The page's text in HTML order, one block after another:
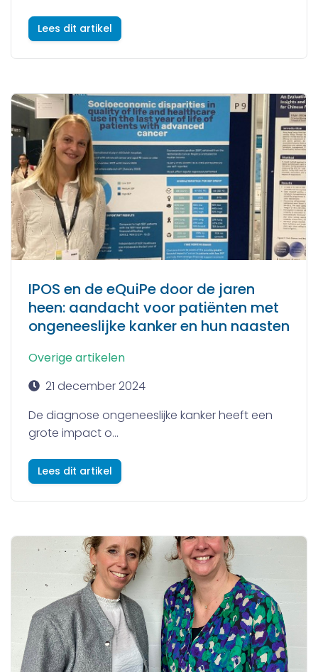
Lees dit artikel
IPOS en de eQuiPe door de jaren
heen: aandacht voor patiënten met
ongeneeslijke kanker en hun naasten
Overige artikelen
21 december 2024
De diagnose ongeneeslijke kanker heeft een
grote impact o...
Lees dit artikel